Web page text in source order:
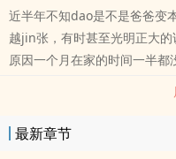
近半年不知dao是不是爸爸变
越jin张，有时甚至光明正大
原因一个月在家的时间一半
张，朋友圈里面爸爸发的照
饰都不zuo，活该他要被妈妈
我亲re，而不是自己也去找个
最新章节